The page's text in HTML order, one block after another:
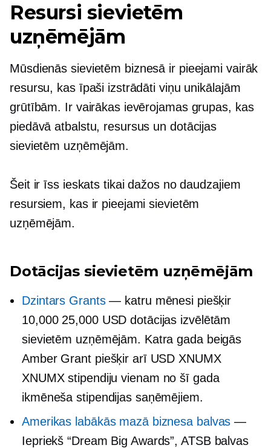
Resursi sievietēm
uzņēmējām
Mūsdienās sievietēm biznesā ir pieejami vairāk
resursu, kas īpaši izstrādāti viņu unikālajām
grūtībām. Ir vairākas ievērojamas grupas, kas
piedāvā atbalstu, resursus un dotācijas
sievietēm uzņēmējām.
Šeit ir īss ieskats tikai dažos no daudzajiem
resursiem, kas ir pieejami sievietēm
uzņēmējām.
Dotācijas sievietēm uzņēmējām
Dzintars Grants— katru mēnesi piešķir
10,000 25,000 USD dotācijas izvēlētām
sievietēm uzņēmējām. Katra gada beigās
Amber Grant piešķir arī USD XNUMX
XNUMX stipendiju vienam no šī gada
ikmēneša stipendijas saņēmējiem.
Amerikas labākās mazā biznesa balvas —
Iepriekš “Dream Big Awards”, ATSB balvas